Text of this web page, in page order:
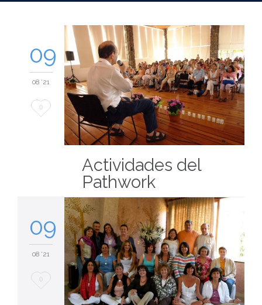
09
08 '21
Love
0
Actividades del
Pathwork
09
08 '21
Love
0